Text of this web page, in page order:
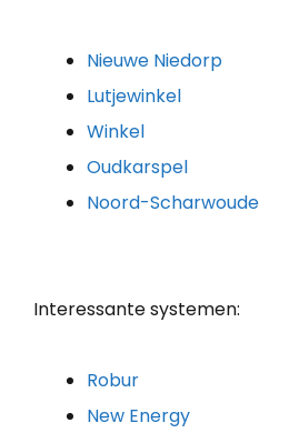
Nieuwe Niedorp
Lutjewinkel
Winkel
Oudkarspel
Noord-Scharwoude
Interessante systemen:
Robur
New Energy